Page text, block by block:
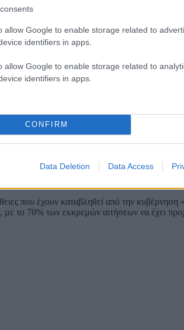
allow Google to enable storage related to
identifiers in apps.
allow Google to enable storage related to
identifiers in apps.
CONFIRM
Data Deletion Data Access
ρύθμισης των οφειλών στα ασφαλιστικά
εκτέθηκε η κατάσταση του
καταβληθεί και παρέμεναν στα συρτάρια.
που έχουν καταβληθεί από την
το 70% των εκκρεμών αιτήσεων να έχει